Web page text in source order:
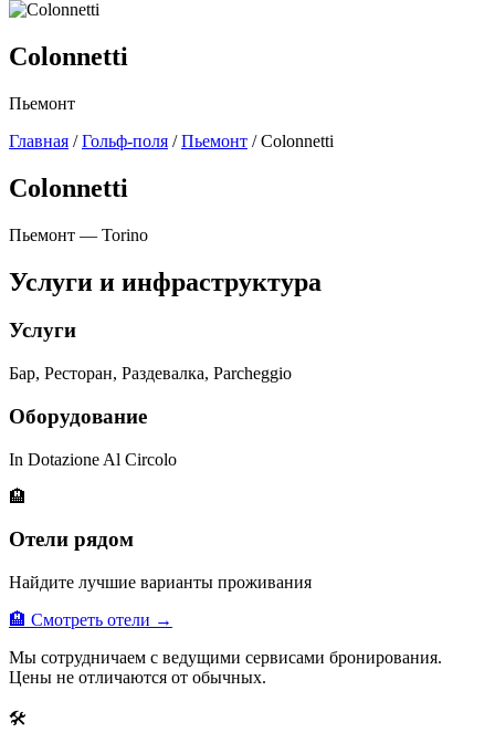
Colonnetti
Пьемонт
Главная / Гольф-поля / Пьемонт / Colonnetti
Colonnetti
Пьемонт — Torino
Услуги и инфраструктура
Услуги
Бар, Ресторан, Раздевалка, Parcheggio
Оборудование
In Dotazione Al Circolo
🏨
Отели рядом
Найдите лучшие варианты проживания
🏨 Смотреть отели →
Мы сотрудничаем с ведущими сервисами бронирования.
Цены не отличаются от обычных.
🛠